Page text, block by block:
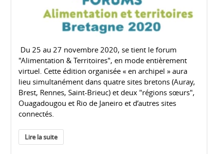
Du 25 au 27 novembre 2020, se tient le forum
"Alimentation & Territoires", en mode entièrement
virtuel. Cette édition organisée « en archipel » aura
lieu simultanément dans quatre sites bretons (Auray,
Brest, Rennes, Saint-Brieuc) et deux "régions sœurs",
Ouagadougou et Rio de Janeiro et d’autres sites
connectés.
Lire la suite